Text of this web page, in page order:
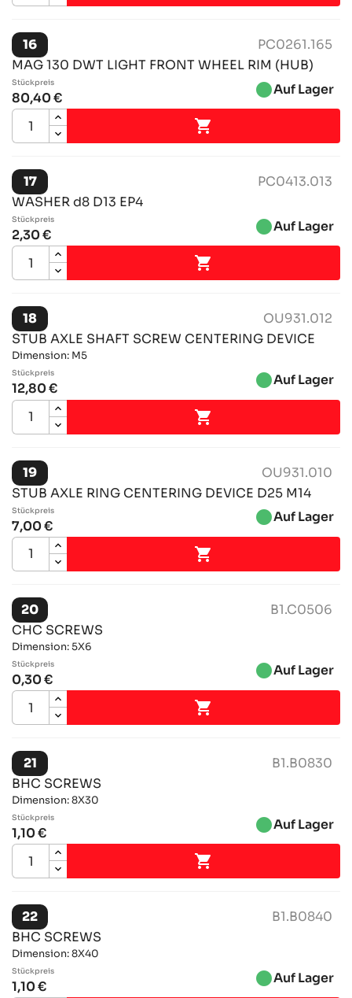
16
PC0261.165
MAG 130 DWT LIGHT FRONT WHEEL RIM (HUB)
Stückpreis
80,40 € brightness_1Auf Lager

17
PC0413.013
WASHER d8 D13 EP4
Stückpreis
2,30 € brightness_1Auf Lager

18
OU931.012
STUB AXLE SHAFT SCREW CENTERING DEVICE
Dimension: M5
Stückpreis
12,80 € brightness_1Auf Lager

19
OU931.010
STUB AXLE RING CENTERING DEVICE D25 M14
Stückpreis
7,00 € brightness_1Auf Lager

20
B1.C0506
CHC SCREWS
Dimension: 5X6
Stückpreis
0,30 € brightness_1Auf Lager

21
B1.B0830
BHC SCREWS
Dimension: 8X30
Stückpreis
1,10 € brightness_1Auf Lager

22
B1.B0840
BHC SCREWS
Dimension: 8X40
Stückpreis
1,10 € brightness_1Auf Lager